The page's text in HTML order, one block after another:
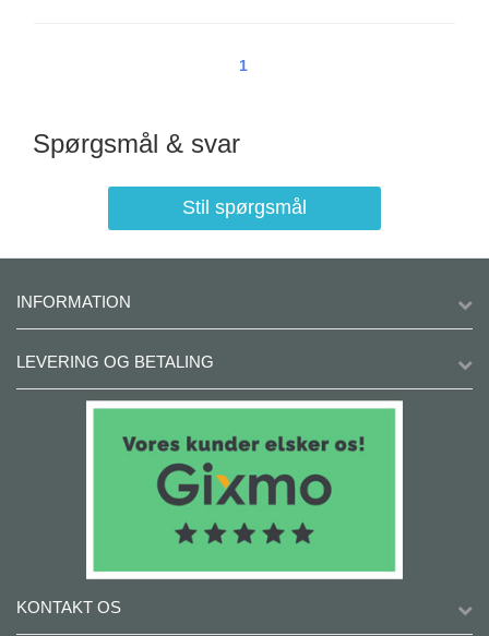
1
Spørgsmål & svar
Stil spørgsmål
INFORMATION
LEVERING OG BETALING
KONTAKT OS